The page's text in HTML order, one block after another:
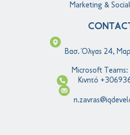
Marketing &
Βασ. Όλγας 24,
Microsoft Teams:
Κινητό